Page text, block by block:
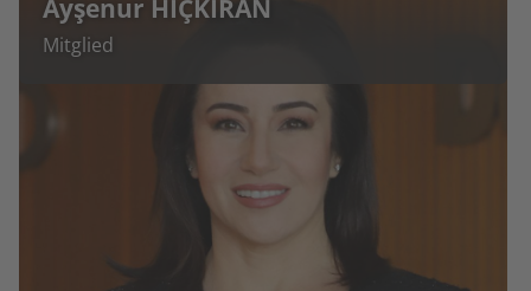
Ayşenur HIÇKIRAN
Mitglied